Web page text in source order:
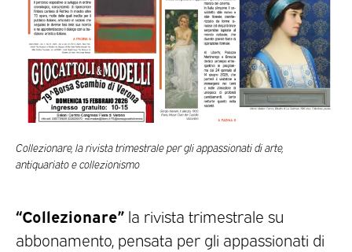
Collezionare, la rivista trimestrale per gli appassionati di arte,
antiquariato e collezionismo
“Collezionare” la rivista trimestrale su
abbonamento, pensata per gli appassionati di